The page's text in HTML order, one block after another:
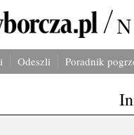
Odeszli Poradnik